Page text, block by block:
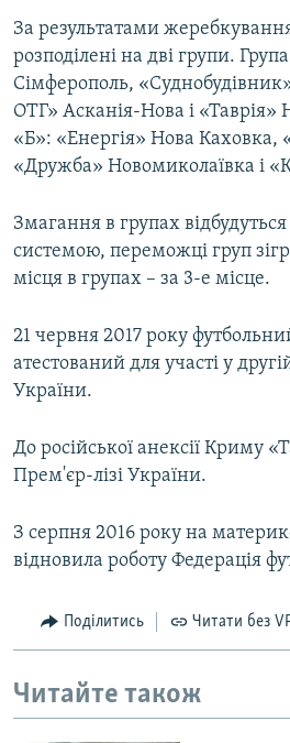
За результатами
розподілені на дві групи.
Сімферополь,
ОТГ» Асканія-Нова і «Таврія»
«Б»: «Енергія» Нова Каховка,
«Дружба» Новомиколаївка і
Змагання в групах
системою, переможці груп
місця в групах – за 3-е місце.
21 червня 2017 року
атестований для участі у
України.
До російської анексії Криму
Прем'єр-лізі України.
З серпня 2016 року на
відновила роботу Федерація
Поділитись Читати без
Читайте також